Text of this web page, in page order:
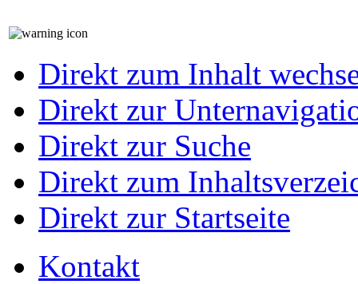
Direkt zum Inhalt
Direkt zur
Direkt zur Suche
Direkt zum
Direkt zur Startseite
Kontakt